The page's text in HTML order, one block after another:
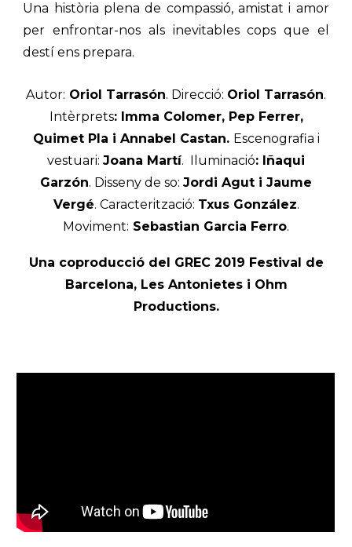
Una història plena de compassió, amistat i amor
per enfrontar-nos als inevitables cops que el
destí ens prepara.
Autor: Oriol Tarrasón. Direcció: Oriol Tarrasón.
Intèrprets: Imma Colomer, Pep Ferrer,
Quimet Pla i Annabel Castan. Escenografia i
vestuari: Joana Martí. Iluminació: Iñaqui
Garzón. Disseny de so: Jordi Agut i Jaume
Vergé. Caracterització: Txus González.
Moviment: Sebastian Garcia Ferro.
Una coproducció del GREC 2019 Festival de
Barcelona, Les Antonietes i Ohm
Productions.